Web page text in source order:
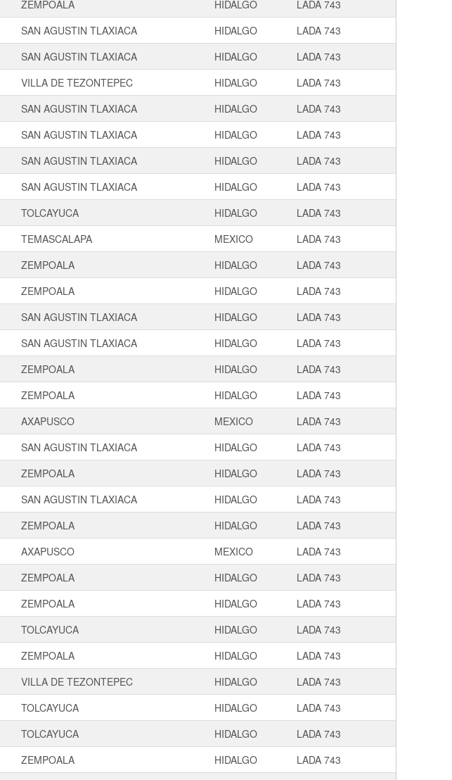
ZEMPOALA HIDALGO
LADA 743
SAN AGUSTIN TLAXIACA HIDALGO
LADA 743
SAN AGUSTIN TLAXIACA HIDALGO
LADA 743
VILLA DE TEZONTEPEC HIDALGO
LADA 743
SAN AGUSTIN TLAXIACA HIDALGO
LADA 743
SAN AGUSTIN TLAXIACA HIDALGO
LADA 743
SAN AGUSTIN TLAXIACA HIDALGO
LADA 743
SAN AGUSTIN TLAXIACA HIDALGO
LADA 743
TOLCAYUCA HIDALGO
LADA 743
TEMASCALAPA MEXICO
LADA 743
ZEMPOALA HIDALGO
LADA 743
ZEMPOALA HIDALGO
LADA 743
SAN AGUSTIN TLAXIACA HIDALGO
LADA 743
SAN AGUSTIN TLAXIACA HIDALGO
LADA 743
ZEMPOALA HIDALGO
LADA 743
ZEMPOALA HIDALGO
LADA 743
AXAPUSCO MEXICO
LADA 743
SAN AGUSTIN TLAXIACA HIDALGO
LADA 743
ZEMPOALA HIDALGO
LADA 743
SAN AGUSTIN TLAXIACA HIDALGO
LADA 743
ZEMPOALA HIDALGO
LADA 743
AXAPUSCO MEXICO
LADA 743
ZEMPOALA HIDALGO
LADA 743
ZEMPOALA HIDALGO
LADA 743
TOLCAYUCA HIDALGO
LADA 743
ZEMPOALA HIDALGO
LADA 743
VILLA DE TEZONTEPEC HIDALGO
LADA 743
TOLCAYUCA HIDALGO
LADA 743
TOLCAYUCA HIDALGO
LADA 743
ZEMPOALA HIDALGO
LADA 743